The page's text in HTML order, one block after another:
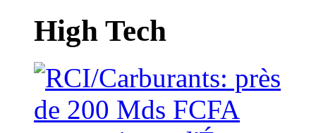
High Tech